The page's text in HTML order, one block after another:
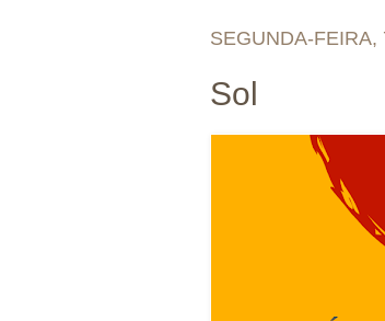
SEGUNDA-FEIRA,
Sol